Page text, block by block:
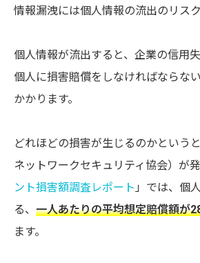
情報漏洩には個人情報の流出のリス
個人情報が流出すると、企業の信用
個人に損害賠償をしなければならな
かかります。
どれほどの損害が生じるのかという
ネットワークセキュリティ協会）が
ント損害額調査レポート 」では、個
る、 一人あたりの平均想定賠償額が
ます。